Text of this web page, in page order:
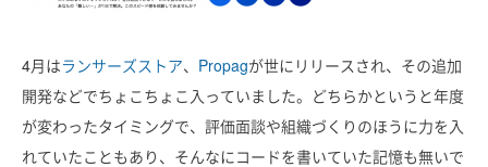
4月はランサーズストア、 Propagが世にリリースされ、その追加
開発などでちょこちょこ入っていました。どちらかというと年度
が変わったタイミングで、評価面談や組織づくりのほうに力を入
れていたこともあり、そんなにコードを書いていた記憶も無いで